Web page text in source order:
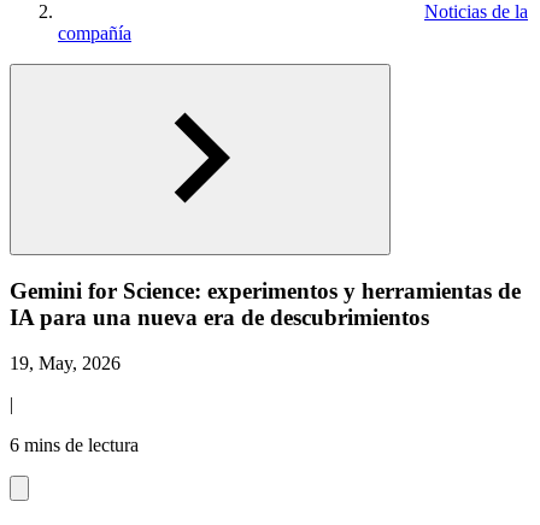
Noticias de la
compañía
Gemini for Science: experimentos y herramientas de
IA para una nueva era de descubrimientos
19, May, 2026
|
6 mins de lectura